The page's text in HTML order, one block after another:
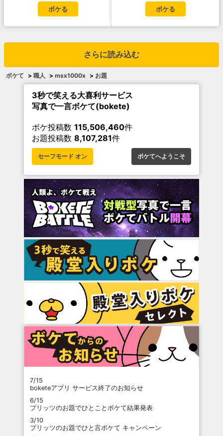
ボケる ボケる
さらに読み込む
ボケて > 職人 > msx1000x > お題
3秒で笑える大喜利サービス
写真で一言ボケて(bokete)
ボケ投稿数 115,506,460件
お題投稿数 8,107,281件
セーフモード オン ボケてへようこそ
7/15
boketeアプリ サービス終了のお知らせ
6/15
プリッツのお題でひとことボケて結果発表
3/10
プリッツのお題でひと言ボケて キャンペーン